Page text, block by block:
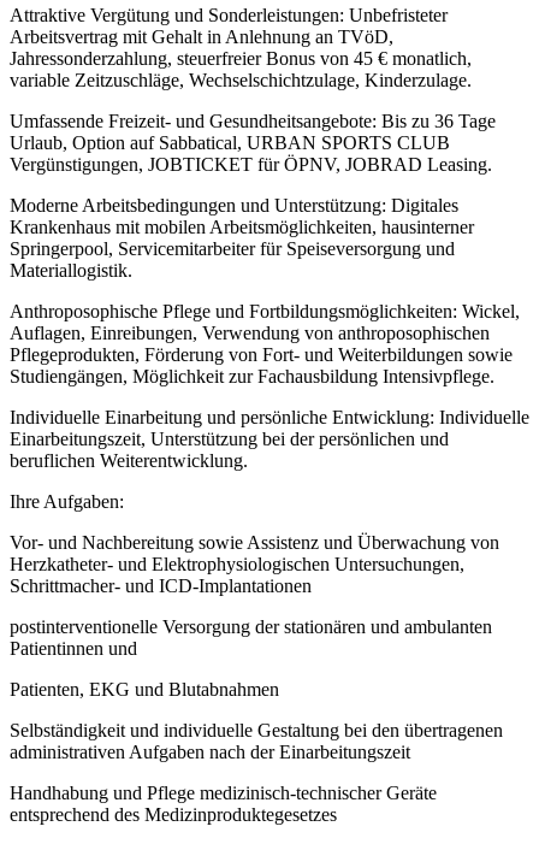
Attraktive Vergütung und Sonderleistungen: Unbefristeter
Arbeitsvertrag mit Gehalt in Anlehnung an TVöD,
Jahressonderzahlung, steuerfreier Bonus von 45 € monatlich,
variable Zeitzuschläge, Wechselschichtzulage, Kinderzulage.
Umfassende Freizeit- und Gesundheitsangebote: Bis zu 36 Tage
Urlaub, Option auf Sabbatical, URBAN SPORTS CLUB
Vergünstigungen, JOBTICKET für ÖPNV, JOBRAD Leasing.
Moderne Arbeitsbedingungen und Unterstützung: Digitales
Krankenhaus mit mobilen Arbeitsmöglichkeiten, hausinterner
Springerpool, Servicemitarbeiter für Speiseversorgung und
Materiallogistik.
Anthroposophische Pflege und Fortbildungsmöglichkeiten: Wickel,
Auflagen, Einreibungen, Verwendung von anthroposophischen
Pflegeprodukten, Förderung von Fort- und Weiterbildungen sowie
Studiengängen, Möglichkeit zur Fachausbildung Intensivpflege.
Individuelle Einarbeitung und persönliche Entwicklung: Individuelle
Einarbeitungszeit, Unterstützung bei der persönlichen und
beruflichen Weiterentwicklung.
Ihre Aufgaben:
Vor- und Nachbereitung sowie Assistenz und Überwachung von
Herzkatheter- und Elektrophysiologischen Untersuchungen,
Schrittmacher- und ICD-Implantationen
postinterventionelle Versorgung der stationären und ambulanten
Patientinnen und
Patienten, EKG und Blutabnahmen
Selbständigkeit und individuelle Gestaltung bei den übertragenen
administrativen Aufgaben nach der Einarbeitungszeit
Handhabung und Pflege medizinisch-technischer Geräte
entsprechend des Medizinproduktegesetzes